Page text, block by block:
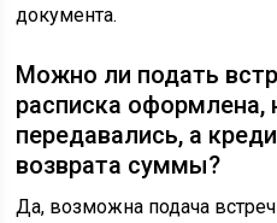
документа.
Можно ли подать
расписка оформлена,
передавались, а
возврата суммы?
Да, возможна подача